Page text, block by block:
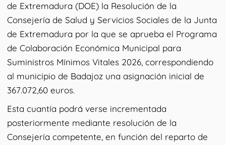
de Extremadura (DOE) la Resolución de la
Consejería de Salud y Servicios Sociales de la Junta
de Extremadura por la que se aprueba el Programa
de Colaboración Económica Municipal para
Suministros Mínimos Vitales 2026, correspondiendo
al municipio de Badajoz una asignación inicial de
367.072,60 euros.
Esta cuantía podrá verse incrementada
posteriormente mediante resolución de la
Consejería competente, en función del reparto de